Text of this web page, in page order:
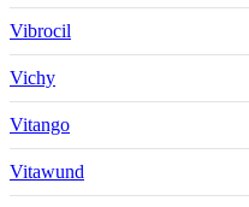
Vibrocil
Vichy
Vitango
Vitawund